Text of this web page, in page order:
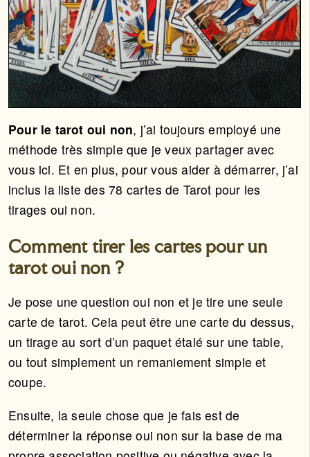
Pour le tarot oui non, j’ai toujours employé une
méthode très simple que je veux partager avec
vous ici. Et en plus, pour vous aider à démarrer, j’ai
inclus la liste des 78 cartes de Tarot pour les
tirages oui non.
Comment tirer les cartes pour un
tarot oui non ?
Je pose une question oui non et je tire une seule
carte de tarot. Cela peut être une carte du dessus,
un tirage au sort d’un paquet étalé sur une table,
ou tout simplement un remaniement simple et
coupe.
Ensuite, la seule chose que je fais est de
déterminer la réponse oui non sur la base de ma